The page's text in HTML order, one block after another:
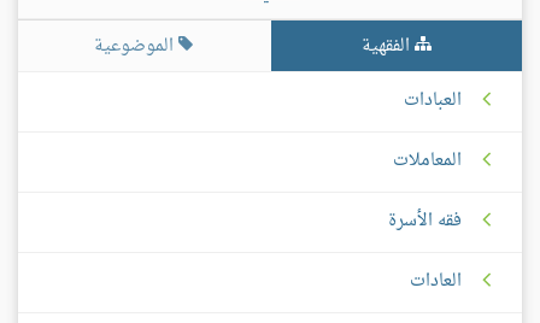
الفقهية
الموضوعية
العبادات
المعاملات
فقه الأسرة
العادات